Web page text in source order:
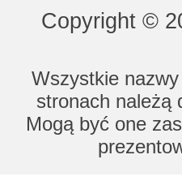
Copyright ©
Wszystkie
stronach należą
Mogą być one